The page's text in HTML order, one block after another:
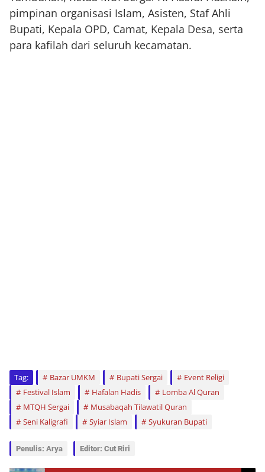
pimpinan organisasi Islam, Asisten, Staf Ahli
Bupati, Kepala OPD, Camat, Kepala Desa, serta
para kafilah dari seluruh kecamatan.
Tag: Bazar UMKM Bupati Sergai
Event Religi
Festival Islam
Hafalan Hadis
Lomba Al Quran
MTQH Sergai
Musabaqah Tilawatil Quran
Seni Kaligrafi
Syiar Islam Syukuran Bupati
Penulis: Arya Editor: Cut Riri